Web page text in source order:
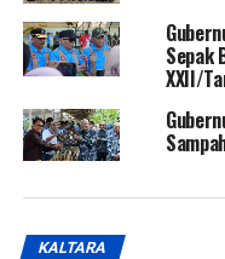
Sepak
XXII/
KALTARA